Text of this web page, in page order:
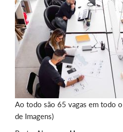
Ao todo são 65 vagas em todo
de Imagens)